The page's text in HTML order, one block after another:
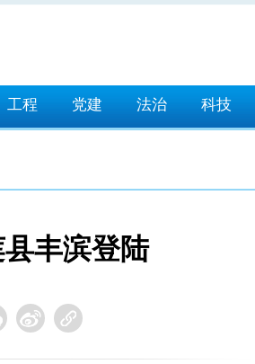
工程 党建 法治 科技
丰滨登陆